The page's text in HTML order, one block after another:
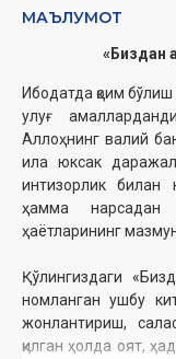
МАЪЛУМОТ
«Биздан
Ибодатда қоим
улуғ
Аллоҳнинг валий
ила юксак
интизорлик билан
ҳамма
ҳаётларининг
Қўлингиздаги
номланган ушбу
жонлантириш,
қилган ҳолда оят,